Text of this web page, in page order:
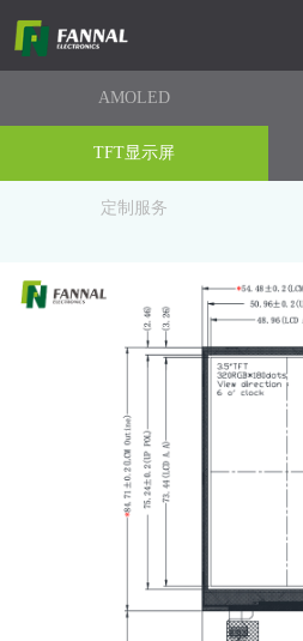
AMOLED
TFT显示屏
定制服务